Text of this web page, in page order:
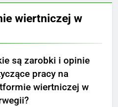
wiertniczej w
są zarobki i opinie
pracy na
wiertniczej w